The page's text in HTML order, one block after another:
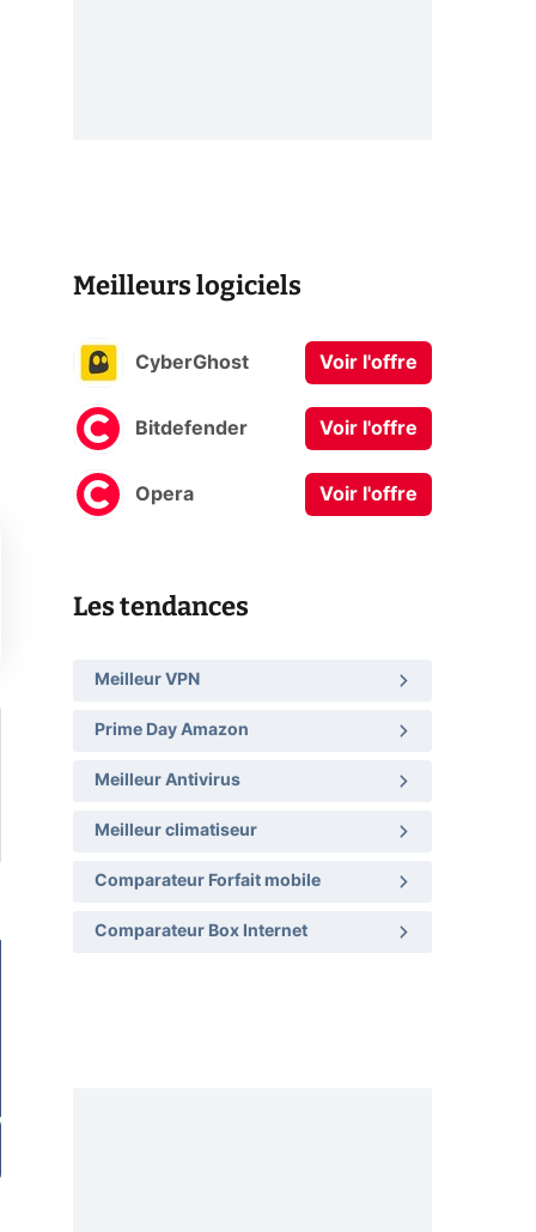
Meilleurs logiciels
CyberGhost Voir l'offre
Bitdefender Voir l'offre
Opera Voir l'offre
Les tendances
Meilleur VPN
Prime Day Amazon
Meilleur Antivirus
Meilleur climatiseur
Comparateur Forfait mobile
Comparateur Box Internet